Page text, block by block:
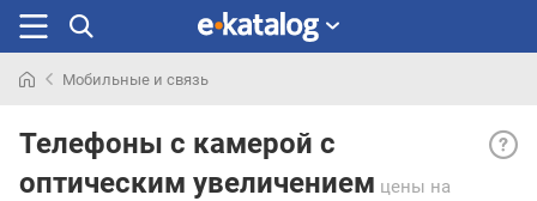
раньше
Мобильные и связь
Телефоны с камерой с
оптическим увеличением цены на